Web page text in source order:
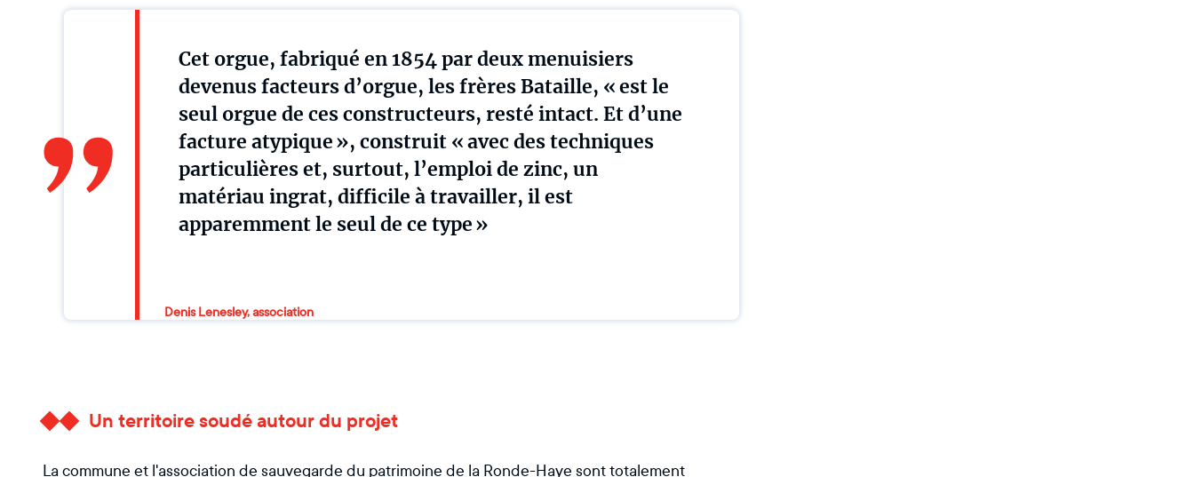
Cet orgue, fabriqué en 1854 par deux menuisiers
devenus facteurs d’orgue, les frères Bataille, « est le
seul orgue de ces constructeurs, resté intact. Et d’une
facture atypique », construit « avec des techniques
particulières et, surtout, l’emploi de zinc, un
matériau ingrat, difficile à travailler, il est
apparemment le seul de ce type »
Denis Lenesley, association
Un territoire soudé autour du projet
La commune et l'association de sauvegarde du patrimoine de la Ronde-Haye sont totalement